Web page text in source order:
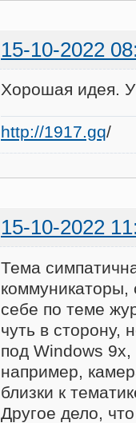
15-10-2022
Хорошая идея. У
http://1917.gq/
15-10-2022
Тема
себе по теме
чуть в сторону,
под Windows
например,
близки к
Другое дело,